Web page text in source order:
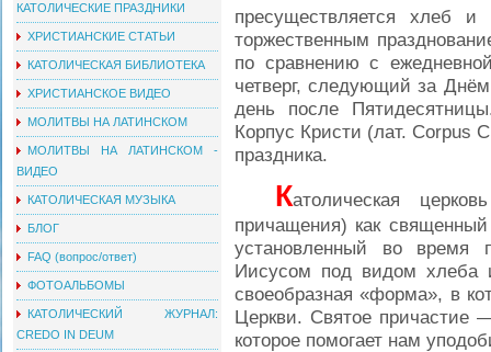
КАТОЛИЧЕСКИЕ ПРАЗДНИКИ
ХРИСТИАНСКИЕ СТАТЬИ
КАТОЛИЧЕСКАЯ БИБЛИОТЕКА
ХРИСТИАНСКОЕ ВИДЕО
МОЛИТВЫ НА ЛАТИНСКОМ
МОЛИТВЫ НА ЛАТИНСКОМ -
ВИДЕО
КАТОЛИЧЕСКАЯ МУЗЫКА
БЛОГ
FAQ (вопрос/ответ)
ФОТОАЛЬБОМЫ
КАТОЛИЧЕСКИЙ ЖУРНАЛ:
CREDO IN DEUM
пресуществляется хлеб
торжественным
по сравнению с
четверг, следующий за
день после
Корпус Кристи (лат. Corpus
праздника.
Католическая
причащения) как
установленный во время
Иисусом под видом хлеба
своеобразная «форма», в
Церкви. Святое причастие
которое помогает нам